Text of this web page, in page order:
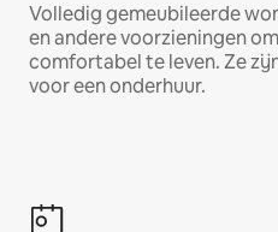
Volledig gemeubileerde
en andere voorzieningen
comfortabel te leven. Ze
voor een onderhuur.